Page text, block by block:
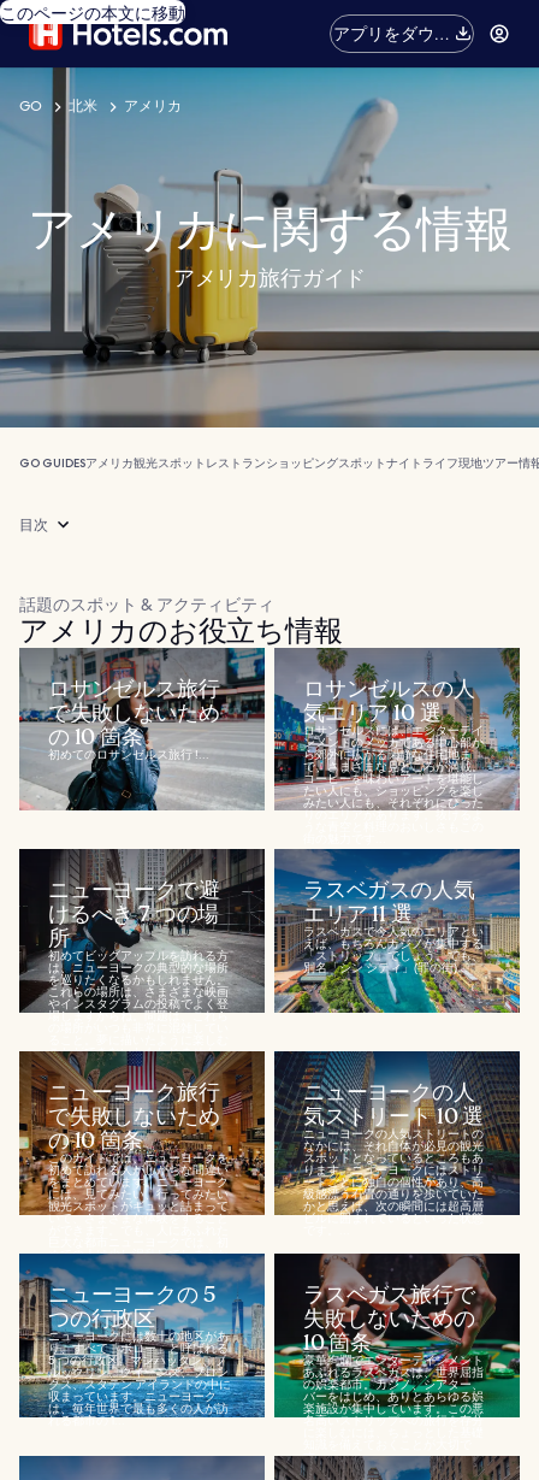
このページの本文に移動
アプリをダウン
ロード
GO 北米 アメリカ
アメリカに関する情報
アメリカ旅行ガイド
GO GUIDESアメリカ観光スポット レストランショッピングスポットナイトライフ現地ツアー情
目次
話題のスポット & アクティビティ
アメリカのお役立ち情報
ロサンゼルス旅行
で失敗しないため
の 10 箇条
初めてのロサンゼルス旅行 !...
ロサンゼルスの人
気エリア 10 選
ロサンゼルスには、エンターテイ
ンメントのメッカである中心部か
ら郊外に広がる閑静な住宅地ま
で、さまざまな見どころが満載。
コーヒーを味わいアートを堪能し
たい人にも、ショッピングを楽し
みたい人にも、それぞれにぴった
りのエリアがあります。抜けるよ
ニューヨークで避
けるべき 7 つの場
所
初めてビッグアップルを訪れる方
は、ニューヨークの典型的な場所
を巡りたくなるかもしれません。
これらの場所は、さまざまな映画
やインスタグラムの投稿でよく登
場しますからね。問題は、これら
ことができないかもしれません。
このめまい...
ラスベガスの人気
エリア 11 選
ラスベガスで今人気のエリアとい
えば、もちろんカジノが集中する
「ストリップ」でしょう。でも、
別名「シン シティ」(罪の街)...
ニューヨーク旅行
で失敗しないため
の 10 箇条
このガイドでは、ニューヨークを
初めて訪れる人がしがちな間違い
をまとめています。ニューヨーク
には、見てみたい、行ってみたい
観光スポットがギュッと詰まって
いて、さまざまな体験をすること
めての人は少し混乱してしまうか
もしれませ...
ニューヨークの人
気ストリート 10 選
ニューヨークの人気ストリートの
なかには、それ自体が必見の観光
スポットとなっているところもあ
ります。ニューヨークにはストリ
ートごとに独自の個性があり、高
級感漂う石畳の通りを歩いていた
かと思えば、次の瞬間には超高層
ビルに囲まれているといった状態
ニューヨークの 5
つの行政区
ニューヨークには数十の地区があ
り、すべて「ボロー」と呼ばれる
5 つの行政区、マンハッタン、ブ
ルックリン、クイーンズ、ブロン
クス、スタテン アイランドの中に
収まっています。ニューヨーク
は、毎年世界で最も多くの人が訪
れる都市の 1...
ラスベガス旅行で
失敗しないための
10 箇条
豪華絢爛でエンターテインメント
あふれるラスベガスは、世界屈指
の娯楽都市。カジノ、シアター、
バーをはじめ、ありとあらゆる娯
楽施設が集中しています。この悪
名高いストリップへの旅行を存分
す。...